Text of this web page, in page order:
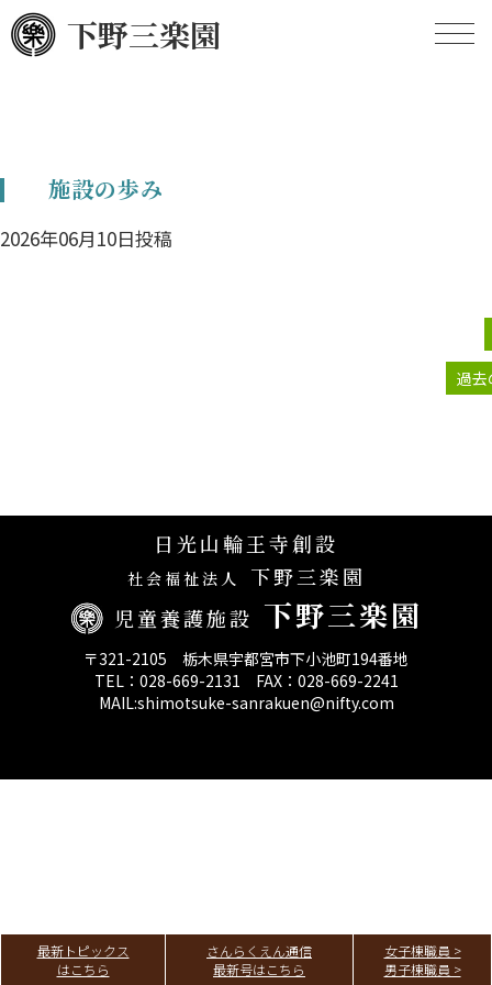
下野三楽園
決算報告
第三者評価報告
施設の歩み
2026年06月10日投稿
過去
最新トピックス
はこちら
さんらくえん通信
最新号はこちら
女子棟職員 >
男子棟職員 >
日光山輪王寺創設
社会福祉法人
下野三楽園
児童養護施設 下野三楽園
〒321-2105 栃木県宇都宮市下小池町194番地
TEL：028-669-2131 FAX：028-669-2241
MAIL:shimotsuke-sanrakuen@nifty.com